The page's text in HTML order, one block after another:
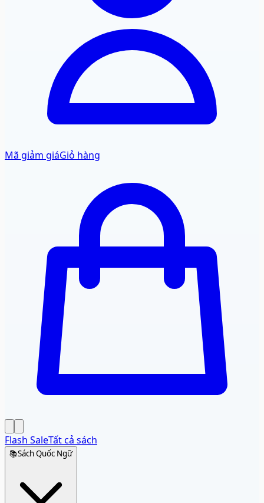
Mã giảm giáGiỏ hàng
Flash SaleTất cả sách
📚Sách Quốc Ngữ